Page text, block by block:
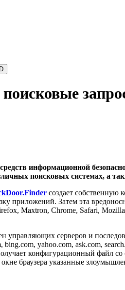
ID
информационной
поисковых системах, а
создает собственную
приложений. Затем эта
Maxtron, Chrome, Safari,
управляющих серверов и
yahoo.com, ask.com,
конфигурационный файл со
браузера указанные